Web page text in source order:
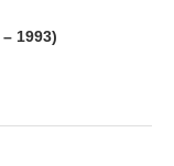
1993)